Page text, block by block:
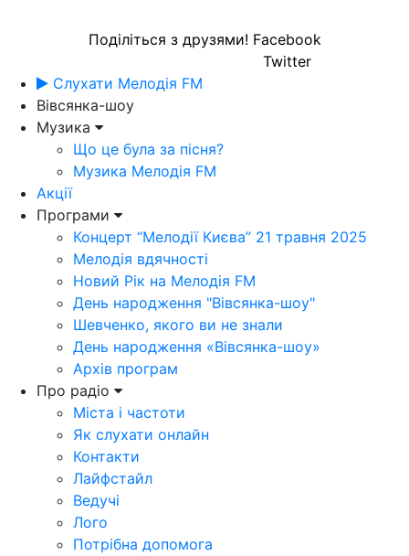
Поділіться з друзями! Facebook
Twitter
Слухати Мелодія FM
Вівсянка-шоу
Музика
Що це була за пісня?
Музика Мелодія FM
Акції
Програми
Концерт “Мелодії Києва” 21 травня 2025
Мелодія вдячності
Новий Рік на Мелодія FM
День народження "Вівсянка-шоу"
Шевченко, якого ви не знали
День народження «Вівсянка-шоу»
Архів програм
Про радіо
Міста і частоти
Як слухати онлайн
Контакти
Лайфстайл
Ведучі
Лого
Потрібна допомога